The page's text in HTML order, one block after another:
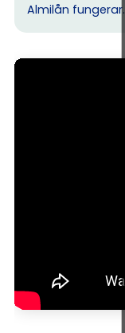
Almilån fungerar.